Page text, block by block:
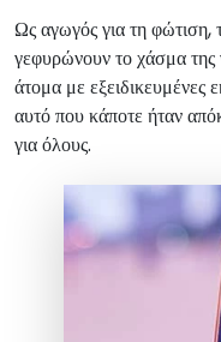
Ως αγωγός για τη
γεφυρώνουν το χάσμα
άτομα με εξειδικευμένες
αυτό που κάποτε ήταν
για όλους.